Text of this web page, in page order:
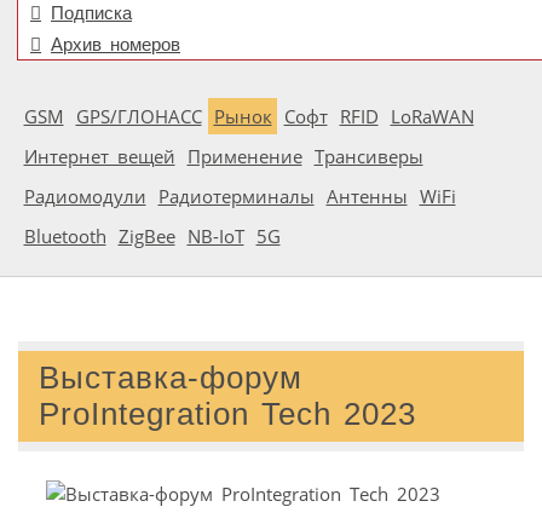
Подписка
Архив номеров
GSM GPS/ГЛОНАСС Рынок Софт RFID LoRaWAN
Интернет вещей Применение Трансиверы
Радиомодули Радиотерминалы Антенны WiFi
Bluetooth ZigBee NB-IoT 5G
Выставка-форум
ProIntegration Tech 2023